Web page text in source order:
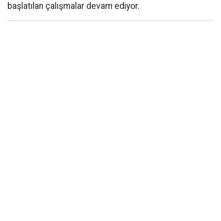
başlatılan çalışmalar devam ediyor.